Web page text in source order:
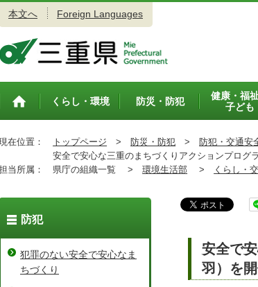
本文へ Foreign Languages
トップペ
くらし・環境 防災・防犯
健康・福
子ども
在位置： トップページ > 防災・防犯 > 防犯・交通安
安全で安心な三重のまちづくりアクションプログ
当所属：
県庁の組織一覧 > 環境生活部 > くらし・
安全で
羽）を
防犯
犯罪のない安全で安心なま
ちづくり